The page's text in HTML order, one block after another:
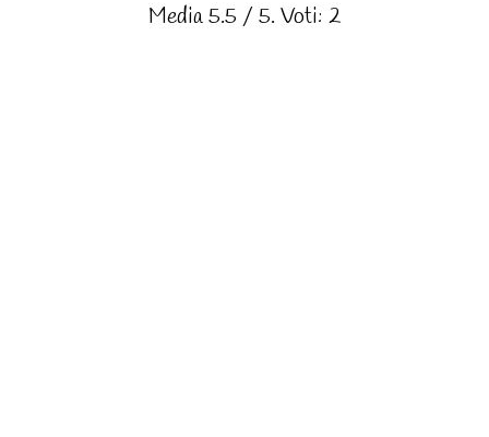
Media5.5 / 5. Voti: 2